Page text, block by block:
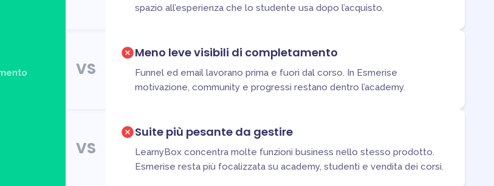
spazio all’esperienza che lo studente usa dopo l’acquisto.
VS
Meno leve visibili di completamento
Funnel ed email lavorano prima e fuori dal corso. In Esmerise
motivazione, community e progressi restano dentro l’academy.
VS
Suite più pesante da gestire
LearnyBox concentra molte funzioni business nello stesso prodotto.
Esmerise resta più focalizzata su academy, studenti e vendita dei corsi.